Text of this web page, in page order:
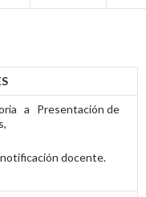
a Presentación de
docente.